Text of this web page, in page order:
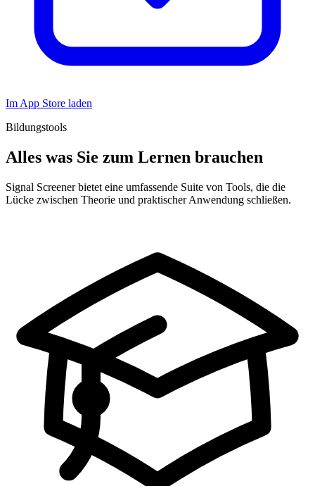
Im App Store laden
Bildungstools
Alles was Sie zum Lernen brauchen
Signal Screener bietet eine umfassende Suite von Tools, die die
Lücke zwischen Theorie und praktischer Anwendung schließen.